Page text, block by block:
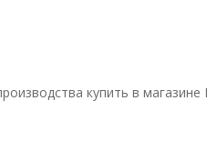
купить в магазине